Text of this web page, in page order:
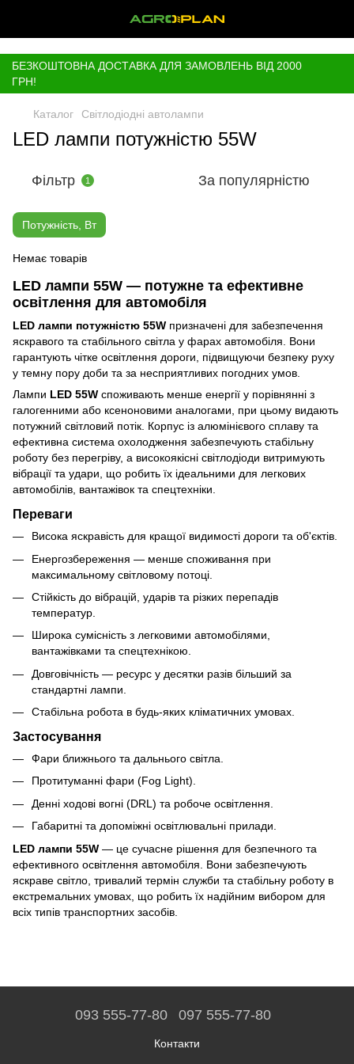
БЕЗКОШТОВНА ДОСТАВКА ДЛЯ ЗАМОВЛЕНЬ ВІД 2000
ГРН!
Каталог Світлодіодні автолампи
LED лампи потужністю 55W
Фільтр 1 За популярністю
Потужність, Вт
Немає товарів
LED лампи 55W — потужне та ефективне
освітлення для автомобіля
LED лампи потужністю 55W призначені для забезпечення
яскравого та стабільного світла у фарах автомобіля. Вони
гарантують чітке освітлення дороги, підвищуючи безпеку руху
у темну пору доби та за несприятливих погодних умов.
Лампи LED 55W споживають менше енергії у порівнянні з
галогенними або ксеноновими аналогами, при цьому видають
потужний світловий потік. Корпус із алюмінієвого сплаву та
ефективна система охолодження забезпечують стабільну
роботу без перегріву, а високоякісні світлодіоди витримують
вібрації та удари, що робить їх ідеальними для легкових
автомобілів, вантажівок та спецтехніки.
Переваги
Висока яскравість для кращої видимості дороги та об'єктів.
Енергозбереження — менше споживання при
максимальному світловому потоці.
Стійкість до вібрацій, ударів та різких перепадів
температур.
Широка сумісність з легковими автомобілями,
вантажівками та спецтехнікою.
Довговічність — ресурс у десятки разів більший за
стандартні лампи.
Стабільна робота в будь-яких кліматичних умовах.
Застосування
Фари ближнього та дальнього світла.
Протитуманні фари (Fog Light).
Денні ходові вогні (DRL) та робоче освітлення.
Габаритні та допоміжні освітлювальні прилади.
LED лампи 55W — це сучасне рішення для безпечного та
ефективного освітлення автомобіля. Вони забезпечують
яскраве світло, тривалий термін служби та стабільну роботу в
екстремальних умовах, що робить їх надійним вибором для
всіх типів транспортних засобів.
093 555-77-80 097 555-77-80
Контакти